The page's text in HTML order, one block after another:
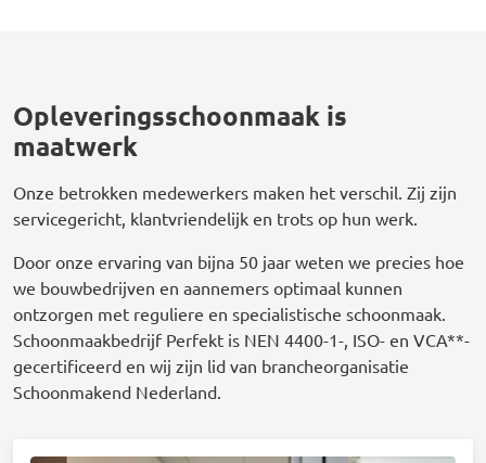
Opleveringsschoonmaak is
maatwerk
Onze betrokken medewerkers maken het verschil. Zij zijn
servicegericht, klantvriendelijk en trots op hun werk.
Door onze ervaring van bijna 50 jaar weten we precies hoe
we bouwbedrijven en aannemers optimaal kunnen
ontzorgen met reguliere en specialistische schoonmaak.
Schoonmaakbedrijf Perfekt is NEN 4400-1-, ISO- en VCA**-
gecertificeerd en wij zijn lid van brancheorganisatie
Schoonmakend Nederland.